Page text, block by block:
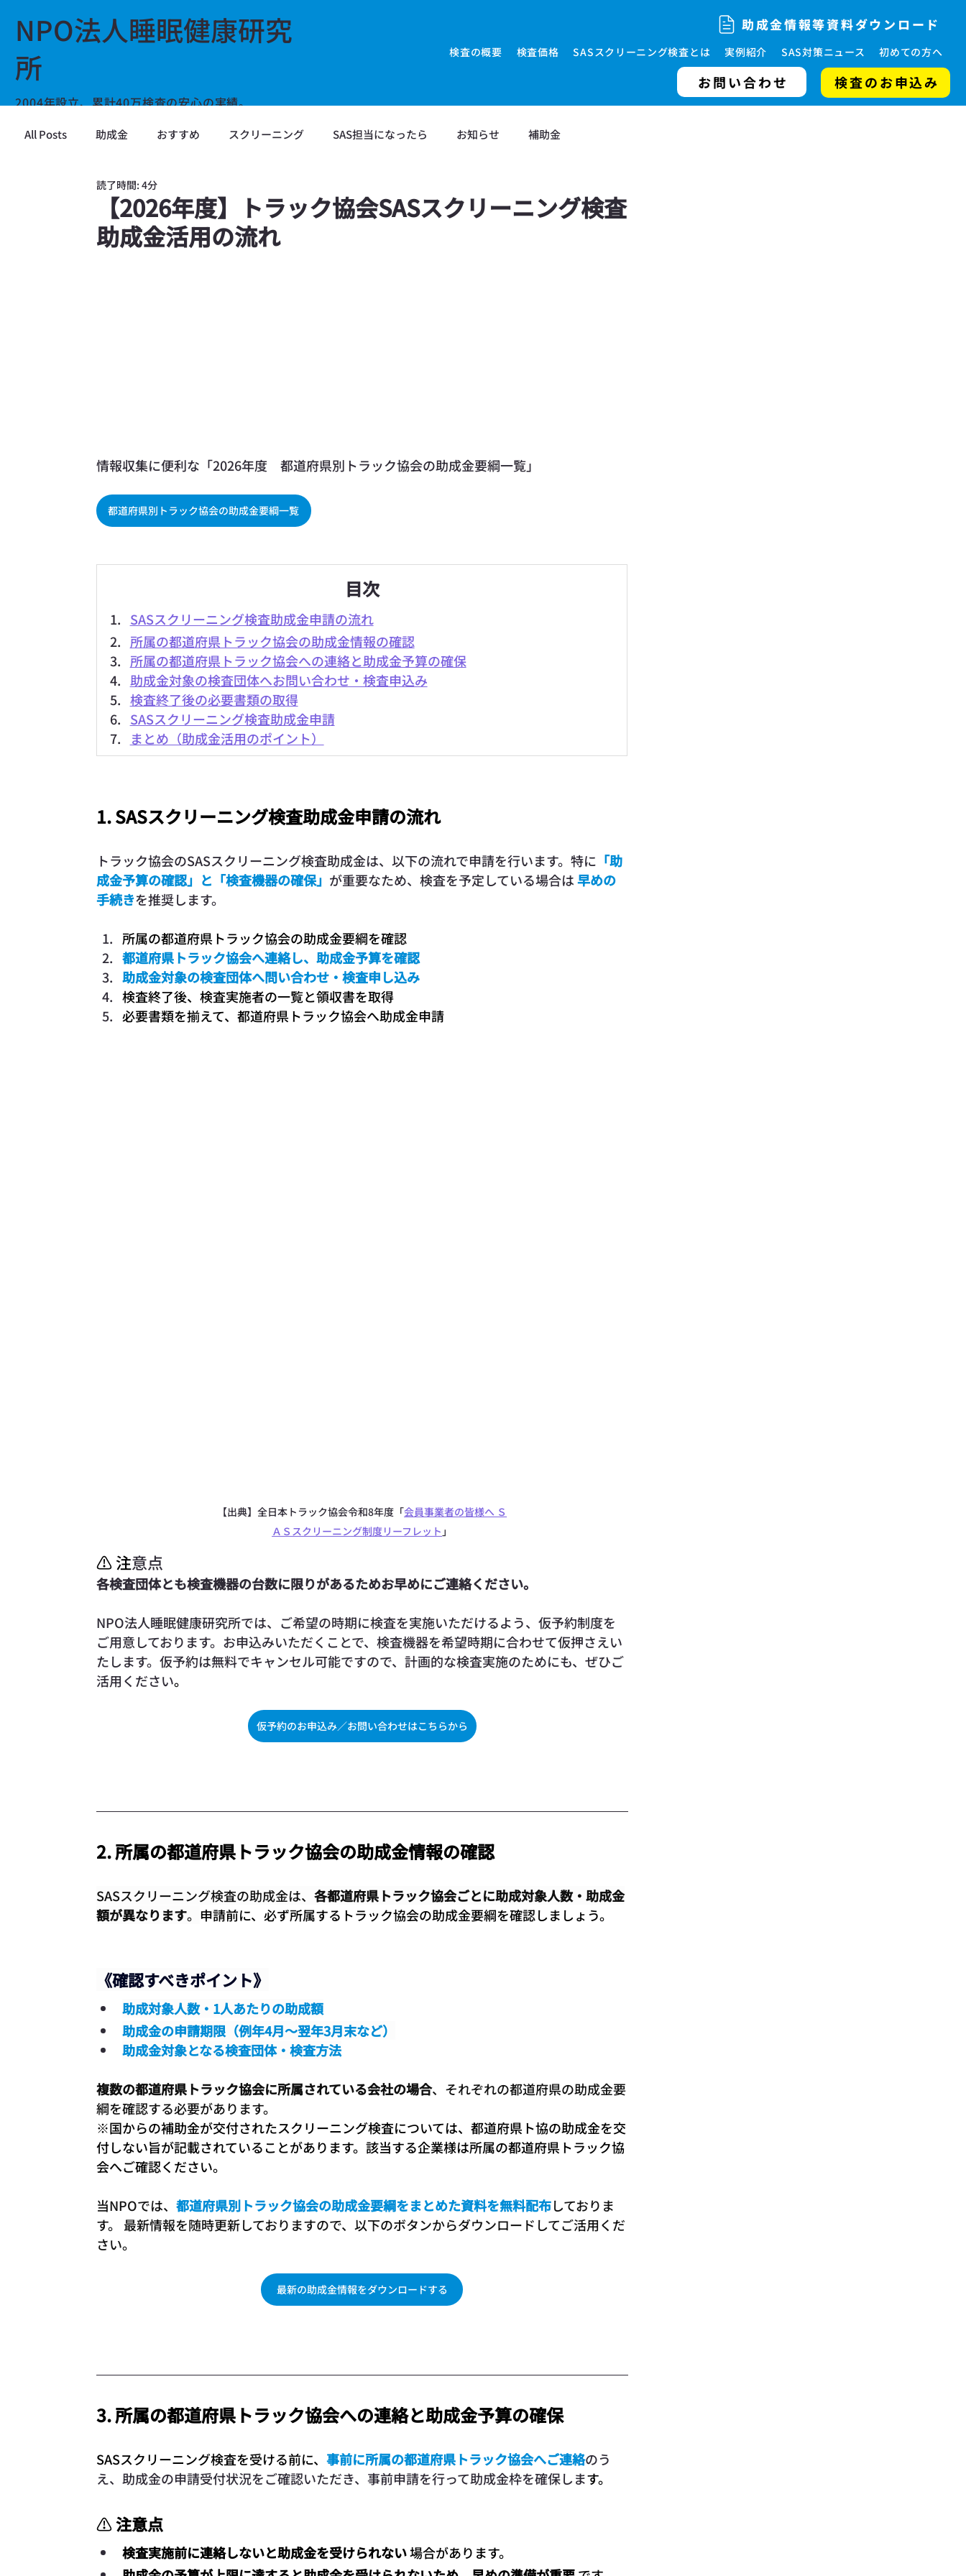
NPO法人睡眠健康研究
所
2004年設立、累計40万検査の安心の実績。
運輸業のSASスクリーニング検査・SAS対策はお任せくださ
助成金情報等資料ダウンロード
検査の概要 検査価格 SASスクリーニング検査とは 実例紹介 SAS対策ニュース 初めての方へ
お問い合わせ 検査のお申込み
All Posts 助成金 おすすめ スクリーニング SAS担当になったら お知らせ 補助金
【2026年度】トラック協会SASスクリーニング検査
助成金活用の流れ
読了時間: 4分
情報収集に便利な「2026年度　都道府県別トラック協会の助成金要綱一覧」
都道府県別トラック協会の助成金要綱一覧
目次
SASスクリーニング検査助成金申請の流れ
所属の都道府県トラック協会の助成金情報の確認
所属の都道府県トラック協会への連絡と助成金予算の確保
助成金対象の検査団体へお問い合わせ・検査申込み
検査終了後の必要書類の取得
SASスクリーニング検査助成金申請
まとめ（助成金活用のポイント）
1. SASスクリーニング検査助成金申請の流れ
トラック協会のSASスクリーニング検査助成金は、以下の流れで申請を行います。特に 「助
成金予算の確認」と「検査機器の確保」 が重要なため、検査を予定している場合は 早めの
手続きを推奨します。
所属の都道府県トラック協会の助成金要綱を確認
都道府県トラック協会へ連絡し、助成金予算を確認
助成金対象の検査団体へ問い合わせ・検査申し込み
検査終了後、検査実施者の一覧と領収書を取得
必要書類を揃えて、都道府県トラック協会へ助成金申請
【出典】全日本トラック協会令和8年度「会員事業者の皆様へ Ｓ
ＡＳスクリーニング制度リーフレット 」
⚠ 注意点
各検査団体とも検査機器の台数に限りがあるためお早めにご連絡ください。
NPO法人睡眠健康研究所では、ご希望の時期に検査を実施いただけるよう、仮予約制度を
ご用意しております。お申込みいただくことで、検査機器を希望時期に合わせて仮押さえい
たします。仮予約は無料でキャンセル可能ですので、計画的な検査実施のためにも、ぜひご
活用ください。
仮予約のお申込み／お問い合わせはこちらから
2. 所属の都道府県トラック協会の助成金情報の確認
SASスクリーニング検査の助成金は、 各都道府県トラック協会ごとに助成対象人数・助成金
額が異なります。 申請前に、必ず所属するトラック協会の助成金要綱を確認しましょう。
《確認すべきポイント》
助成対象人数・1人あたりの助成額
助成金の申請期限（例年4月～翌年3月末など）
助成金対象となる検査団体・検査方法
複数の都道府県トラック協会に所属されている会社の場合、それぞれの都道府県の助成金要
綱を確認する必要があります。
※国からの補助金が交付されたスクリーニング検査については、都道府県ト協の助成金を交
付しない旨が記載されていることがあります。該当する企業様は所属の都道府県トラック協
会へご確認ください。
当NPOでは、 都道府県別トラック協会の助成金要綱をまとめた資料を無料配布しておりま
す。 最新情報を随時更新しておりますので、以下のボタンからダウンロードしてご活用くだ
さい。
最新の助成金情報をダウンロードする
3. 所属の都道府県トラック協会への連絡と助成金予算の確保
SASスクリーニング検査を受ける前に、 事前に所属の都道府県トラック協会へご連絡のう
え、助成金の申請受付状況をご確認いただき、事前申請を行って助成金枠を確保します。
⚠ 注意点
検査実施前に連絡しないと助成金を受けられない 場合があります。